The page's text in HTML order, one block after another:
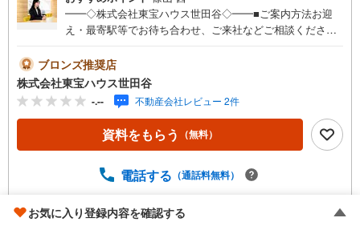
━━◇株式会社東宝ハウス世田谷◇━━■ご案内方法お迎
え・最寄駅等でお待ち合わせ、ご来社などご相談くださ
をいたします。■ご予約方法【】当社にて直接お電話くださ
い。メールでのご予約も承ります。突然のご来店でも対応
可能です。事前に鍵の手配が必要な場合がございます。お
早目にご連絡をいただけると、大変スムーズです。■その
他、各種ご相談もお気軽にどうぞ！◎ファイナンシャルプ
ランナーによるライフシミュレーション・生活収支のキャ
フプランに合った資金計画のご提案・効果的な生命保険の
「どのくらい」するのが効果的？・どこの銀行で借りると
お得なの？・適切な借入額は？■キッズスペースもございま
ブロンズ推奨店
株式会社東宝ハウス世田谷
-.-- 不動産会社レビュー 2件
資料をもらう （無料）
電話する （通話料無料）
お気に入り登録内容を確認する